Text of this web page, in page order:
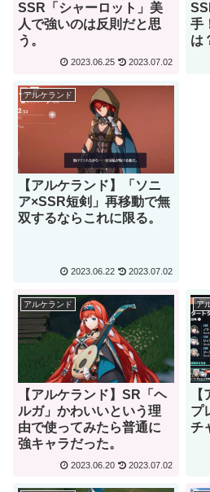
SSR「シャーロット」美
人で強いのは反則だと思
う。
2023.06.25 2023.07.02
手
は
アルケランド
【アルケランド】「ソニ
ア×SSR短剣」再移動で無
双するならこれに限る。
2023.06.22 2023.07.02
アルケランド
【アルケランド】SR「ヘ
ルガ」かわいいという理
由で使ってみたら普通に
強キャラだった。
2023.06.20 2023.07.02
ア
プ
チ